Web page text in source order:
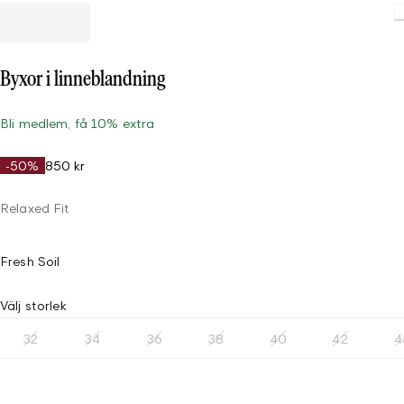
Byxor i linneblandning
Bli medlem, få 10% extra
-50% 850 kr
Relaxed Fit
Fresh Soil
Välj storlek
32 34 36 38 40 42